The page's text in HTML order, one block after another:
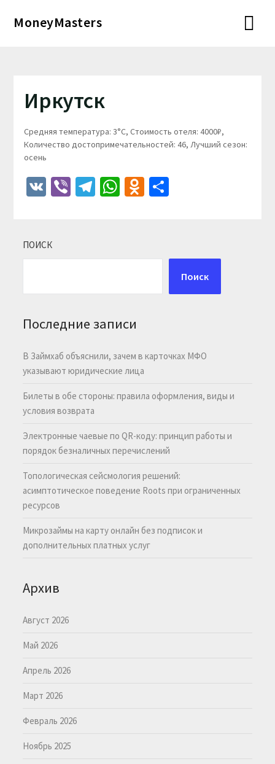
MoneyMasters
Иркутск
Средняя температура: 3°C, Стоимость отеля: 4000₽,
Количество достопримечательностей: 46, Лучший сезон:
осень
VKViberTelegram
WhatsApp
Odnoklassniki
Отправить
ПОИСК
Поиск
Последние записи
В Займхаб объяснили, зачем в карточках МФО
указывают юридические лица
Билеты в обе стороны: правила оформления, виды и
условия возврата
Электронные чаевые по QR-коду: принцип работы и
порядок безналичных перечислений
Топологическая сейсмология решений:
асимптотическое поведение Roots при ограниченных
ресурсов
Микрозаймы на карту онлайн без подписок и
дополнительных платных услуг
Архив
Август 2026
Май 2026
Апрель 2026
Март 2026
Февраль 2026
Ноябрь 2025